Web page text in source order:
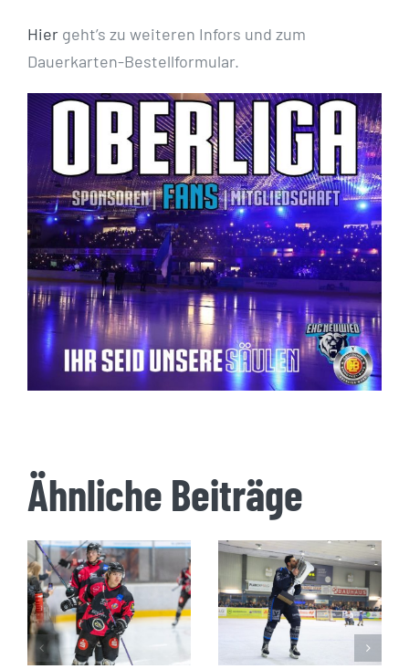
Hier geht’s zu weiteren Infors und zum
Dauerkarten-Bestellformular.
Ähnliche Beiträge